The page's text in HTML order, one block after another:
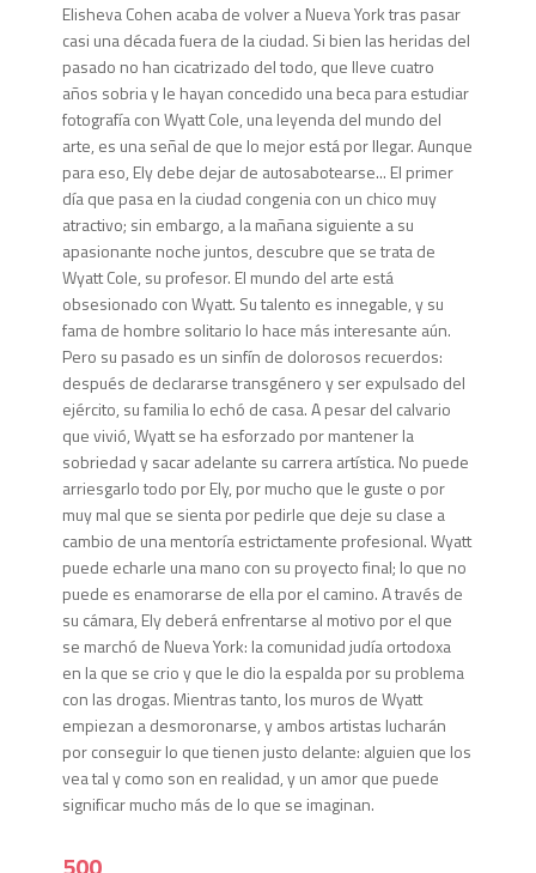
Elisheva Cohen acaba de volver a Nueva York tras pasar
casi una década fuera de la ciudad. Si bien las heridas del
pasado no han cicatrizado del todo, que lleve cuatro
años sobria y le hayan concedido una beca para estudiar
fotografía con Wyatt Cole, una leyenda del mundo del
arte, es una señal de que lo mejor está por llegar. Aunque
para eso, Ely debe dejar de autosabotearse... El primer
día que pasa en la ciudad congenia con un chico muy
atractivo; sin embargo, a la mañana siguiente a su
apasionante noche juntos, descubre que se trata de
Wyatt Cole, su profesor. El mundo del arte está
obsesionado con Wyatt. Su talento es innegable, y su
fama de hombre solitario lo hace más interesante aún.
Pero su pasado es un sinfín de dolorosos recuerdos:
después de declararse transgénero y ser expulsado del
ejército, su familia lo echó de casa. A pesar del calvario
que vivió, Wyatt se ha esforzado por mantener la
sobriedad y sacar adelante su carrera artística. No puede
arriesgarlo todo por Ely, por mucho que le guste o por
muy mal que se sienta por pedirle que deje su clase a
cambio de una mentoría estrictamente profesional. Wyatt
puede echarle una mano con su proyecto final; lo que no
puede es enamorarse de ella por el camino. A través de
su cámara, Ely deberá enfrentarse al motivo por el que
se marchó de Nueva York: la comunidad judía ortodoxa
en la que se crio y que le dio la espalda por su problema
con las drogas. Mientras tanto, los muros de Wyatt
empiezan a desmoronarse, y ambos artistas lucharán
por conseguir lo que tienen justo delante: alguien que los
vea tal y como son en realidad, y un amor que puede
significar mucho más de lo que se imaginan.